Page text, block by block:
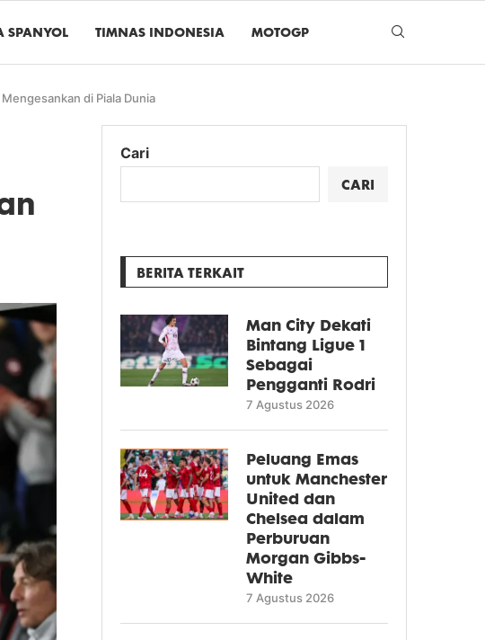
SPANYOL TIMNAS INDONESIA MOTOGP
di Piala Dunia
Cari
CARI
BERITA TERKAIT
Man City Dekati
Bintang Ligue 1
Sebagai
Pengganti Rodri
7 Agustus 2026
Peluang Emas
untuk Manchester
United dan
Chelsea dalam
Perburuan
Morgan Gibbs-
White
7 Agustus 2026